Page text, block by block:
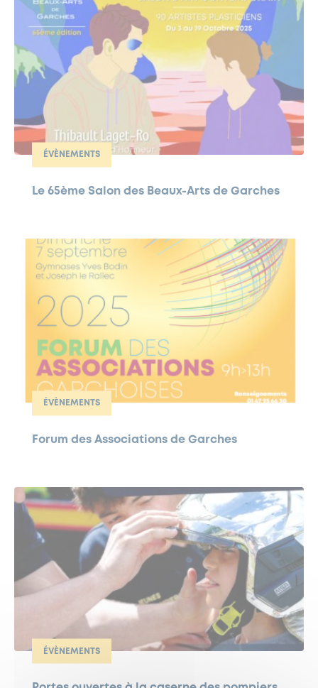
ÉVÈNEMENTS
Le 65ème Salon des Beaux-Arts de Garches
ÉVÈNEMENTS
Forum des Associations de Garches
ÉVÈNEMENTS